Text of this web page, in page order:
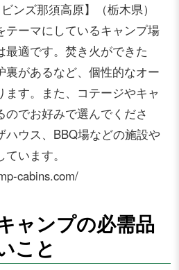
ンズ那須高原】（栃木県）
テーマにしているキャンプ場
最適です。焚き火ができた
裏があるなど、個性的なオー
ます。また、コテージやキャ
のでお好みで選んでくださ
ハウス、BBQ場などの施設や
います。
cabins.com/
ャンプの必需品
こと